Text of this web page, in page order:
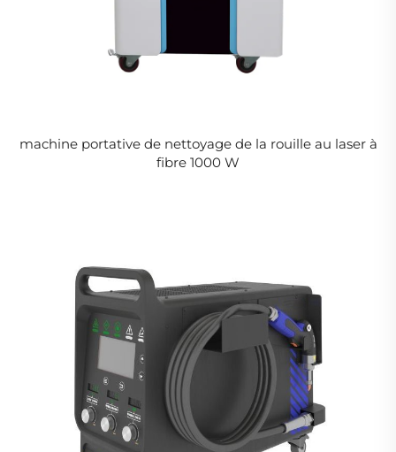
machine portative de nettoyage de la rouille au laser à
fibre 1000 W